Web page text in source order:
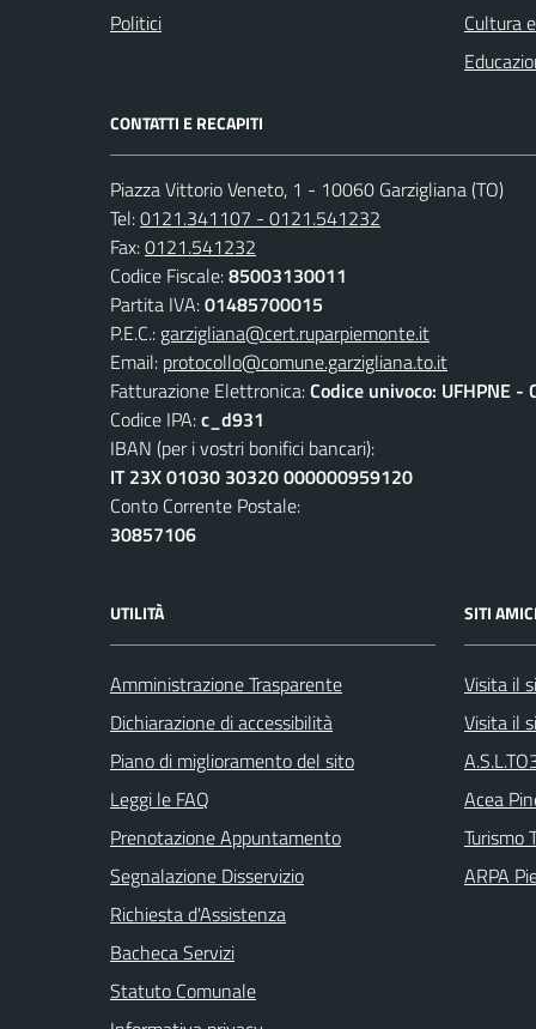
Politici
Cultura
CONTATTI E RECAPITI
Piazza Vittorio Veneto, 1 - 10060 Garzigliana (TO)
Tel:0121.341107 - 0121.541232
Fax:0121.541232
Codice Fiscale:85003130011
Partita IVA:01485700015
P.E.C.: garzigliana@cert.ruparpiemonte.it
Email: protocollo@comune.garzigliana.to.it
Fatturazione Elettronica:Codice univoco: UFHPNE -
Codice IPA:c_d931
IBAN (per i vostri bonifici bancari):
IT 23X 01030 30320 000000959120
Conto Corrente Postale:
30857106
UTILITÀ
Amministrazione Trasparente
Dichiarazione di accessibilità
Piano di miglioramento del sito
Leggi le FAQ
Prenotazione Appuntamento
Segnalazione Disservizio
Richiesta d'Assistenza
Bacheca Servizi
Statuto Comunale
SITI AMICI
Visita il
Visita il
Acea
Turismo
ARPA